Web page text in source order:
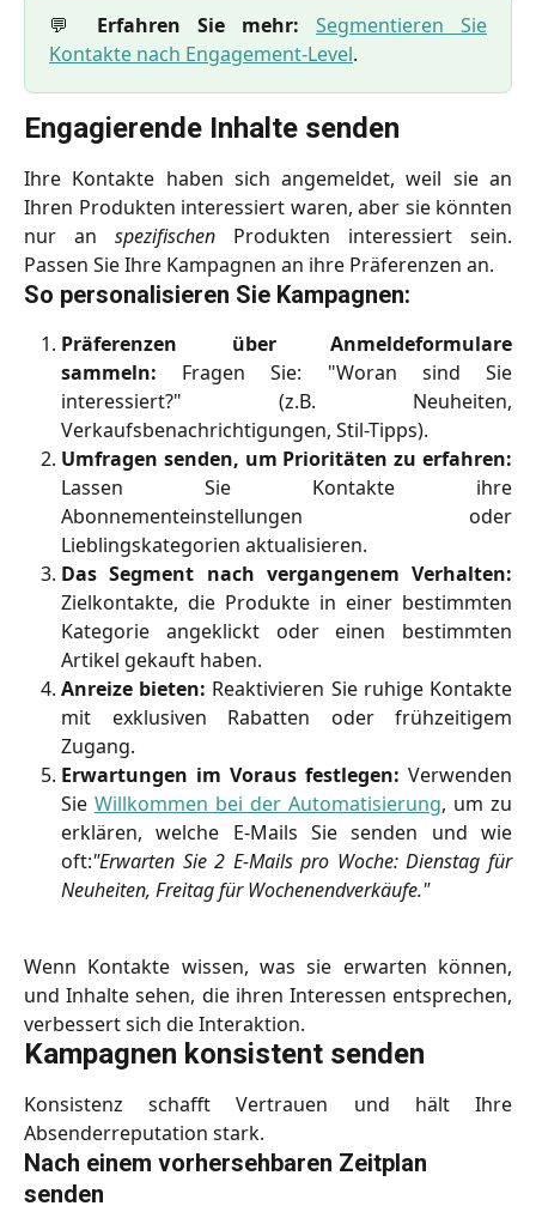
💬 Erfahren Sie mehr:
Segmentieren Sie
Kontakte nach Engagement-Level.
Engagierende Inhalte senden
Ihre Kontakte haben sich angemeldet, weil sie an
Ihren Produkten interessiert waren, aber sie könnten
nur an spezifischen Produkten interessiert sein.
Passen Sie Ihre Kampagnen an ihre Präferenzen an.
So personalisieren Sie Kampagnen:
Präferenzen über Anmeldeformulare
sammeln: Fragen Sie: "Woran sind Sie
interessiert?" (z.B. Neuheiten,
Verkaufsbenachrichtigungen, Stil-Tipps).
Umfragen senden, um Prioritäten zu erfahren:
Lassen Sie Kontakte ihre
Abonnementeinstellungen oder
Lieblingskategorien aktualisieren.
Das Segment nach vergangenem Verhalten:
Zielkontakte, die Produkte in einer bestimmten
Kategorie angeklickt oder einen bestimmten
Artikel gekauft haben.
Anreize bieten: Reaktivieren Sie ruhige Kontakte
mit exklusiven Rabatten oder frühzeitigem
Zugang.
Erwartungen im Voraus festlegen: Verwenden
Sie Willkommen bei der Automatisierung, um zu
erklären, welche E-Mails Sie senden und wie
oft:"Erwarten Sie 2 E-Mails pro Woche: Dienstag für
Neuheiten, Freitag für Wochenendverkäufe."
Wenn Kontakte wissen, was sie erwarten können,
und Inhalte sehen, die ihren Interessen entsprechen,
verbessert sich die Interaktion.
Kampagnen konsistent senden
Konsistenz schafft Vertrauen und hält Ihre
Absenderreputation stark.
Nach einem vorhersehbaren Zeitplan
senden